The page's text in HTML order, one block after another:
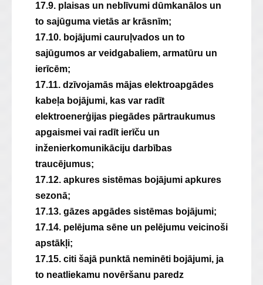
17.9. plaisas un neblīvumi dūmkanālos un
to sajūguma vietās ar krāsnīm;
17.10. bojājumi cauruļvados un to
sajūgumos ar veidgabaliem, armatūru un
ierīcēm;
17.11. dzīvojamās mājas elektroapgādes
kabeļa bojājumi, kas var radīt
elektroenerģijas piegādes pārtraukumus
apgaismei vai radīt ierīču un
inženierkomunikāciju darbības
traucējumus;
17.12. apkures sistēmas bojājumi apkures
sezonā;
17.13. gāzes apgādes sistēmas bojājumi;
17.14. pelējuma sēne un pelējumu veicinoši
apstākļi;
17.15. citi šajā punktā neminēti bojājumi, ja
to neatliekamu novēršanu paredz